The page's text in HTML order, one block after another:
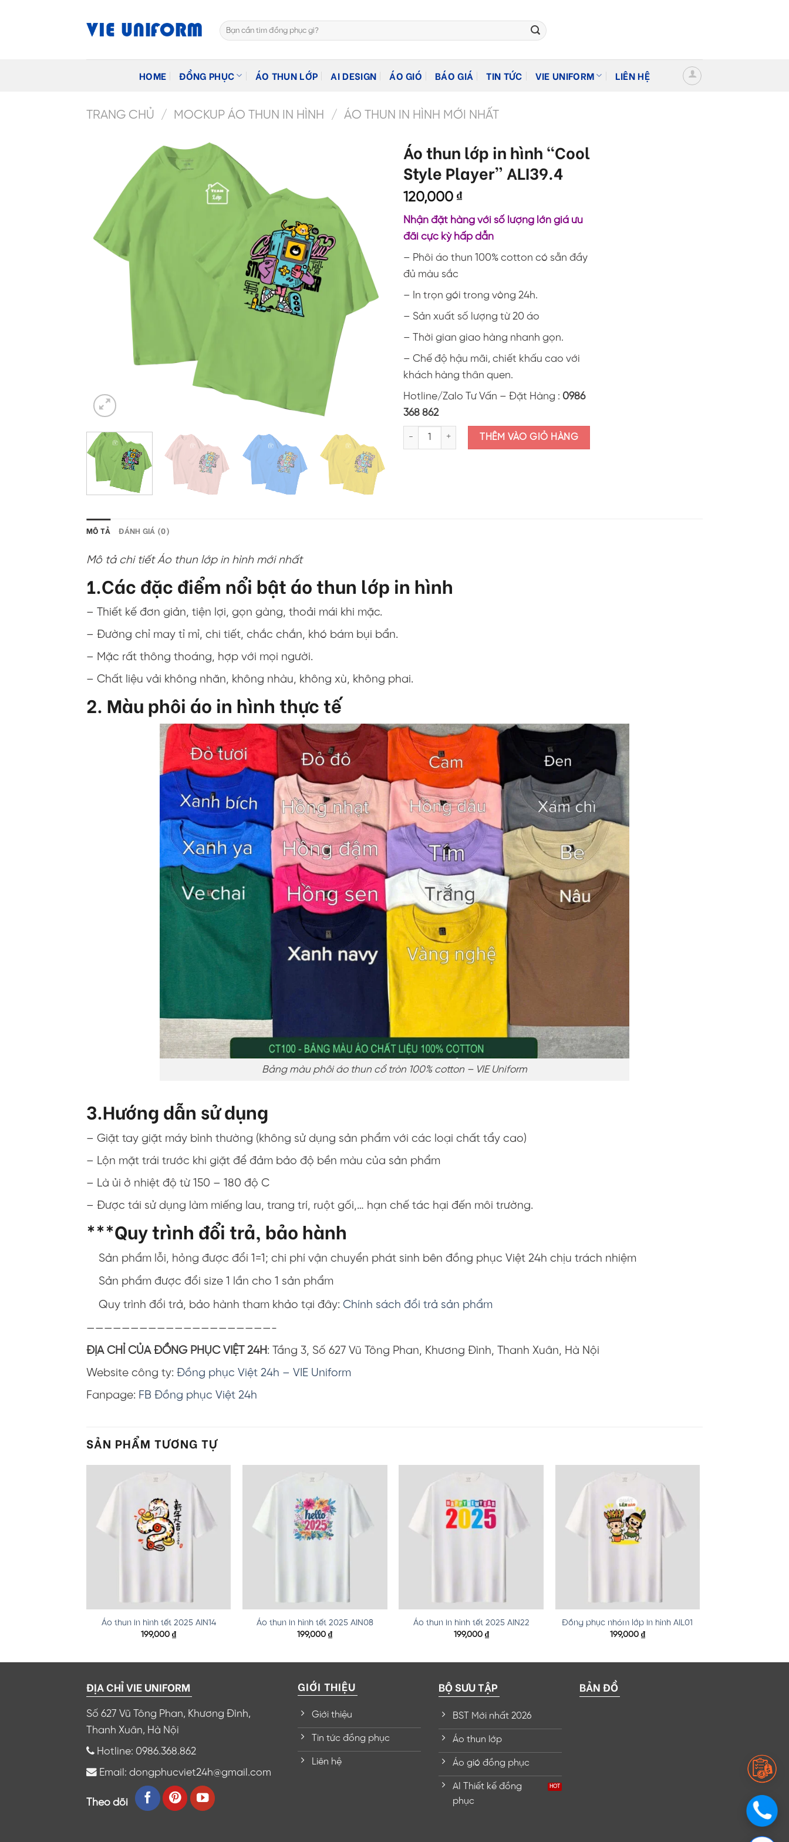
Tìm
kiếm:
HOME ĐỒNG PHỤC ÁO THUN LỚP AI DESIGN ÁO GIÓ BÁO GIÁ TIN TỨC VIE UNIFORM LIÊN HỆ
TRANG CHỦ / MOCKUP ÁO THUN IN HÌNH / ÁO THUN IN HÌNH MỚI NHẤT
Áo thun lớp in hình “Cool
Style Player” ALI39.4
120,000 ₫
Nhận đặt hàng với số lượng lớn giá ưu
đãi cực kỳ hấp dẫn
– Phôi áo thun 100% cotton có sẵn đầy
đủ màu sắc
– In trọn gói trong vòng 24h.
– Sản xuất số lượng từ 20 áo
– Thời gian giao hàng nhanh gọn.
– Chế độ hậu mãi, chiết khấu cao với
khách hàng thân quen.
Hotline/Zalo Tư Vấn – Đặt Hàng : 0986
368 862
Áo thun lớp in hình "Cool Style Player" ALI39.4 số lượng
THÊM VÀO GIỎ HÀNG
MÔ TẢ ĐÁNH GIÁ (0)
Mô tả chi tiết Áo thun lớp in hình mới nhất
1.Các đặc điểm nổi bật áo thun lớp in hình
– Thiết kế đơn giản, tiện lợi, gọn gàng, thoải mái khi mặc.
– Đường chỉ may tỉ mỉ, chi tiết, chắc chắn, khó bám bụi bẩn.
– Mặc rất thông thoáng, hợp với mọi người.
– Chất liệu vải không nhăn, không nhàu, không xù, không phai.
2. Màu phôi áo in hình thực tế
Bảng màu phôi áo thun cổ tròn 100% cotton – VIE Uniform
3.Hướng dẫn sử dụng
– Giặt tay giặt máy bình thường (không sử dụng sản phẩm với các loại chất tẩy cao)
– Lộn mặt trái trước khi giặt để đảm bảo độ bền màu của sản phẩm
– Là ủi ở nhiệt độ từ 150 – 180 độ C
– Được tái sử dụng làm miếng lau, trang trí, ruột gối,… hạn chế tác hại đến môi trường.
***Quy trình đổi trả, bảo hành
Sản phẩm lỗi, hỏng được đổi 1=1; chi phí vận chuyển phát sinh bên đồng phục Việt 24h chịu trách nhiệm
Sản phẩm được đổi size 1 lần cho 1 sản phẩm
Quy trình đổi trả, bảo hành tham khảo tại đây: Chính sách đổi trả sản phẩm
—————————————————————-
ĐỊA CHỈ CỦA ĐỒNG PHỤC VIỆT 24H: Tầng 3, Số 627 Vũ Tông Phan, Khương Đình, Thanh Xuân, Hà Nội
Website công ty: Đồng phục Việt 24h – VIE Uniform
Fanpage: FB Đồng phục Việt 24h
SẢN PHẨM TƯƠNG TỰ
Áo thun in hình tết 2025 AIN14
199,000₫
Áo thun in hình tết 2025 AIN08
199,000₫
Áo thun in hình tết 2025 AIN22
199,000 ₫
Đồng phục nhóm lớp in hình AIL01
199,000 ₫
ĐỊA CHỈ VIE UNIFORM
Số 627 Vũ Tông Phan, Khương Đình,
Thanh Xuân, Hà Nội
Hotline: 0986.368.862
Email: dongphucviet24h@gmail.com
Theo dõi
GIỚI THIỆU
Giới thiệu
Tin tức đồng phục
Liên hệ
BỘ SƯU TẬP
BST Mới nhất 2026
Áo thun lớp
Áo gió đồng phục
AI Thiết kế đồng
phục
BẢN ĐỒ